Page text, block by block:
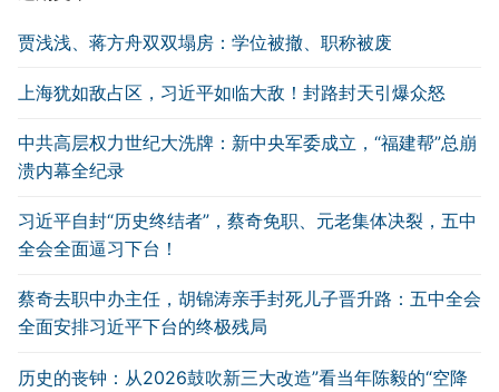
贾浅浅、蒋方舟双双塌房：学位被撤、职称被废
上海犹如敌占区，习近平如临大敌！封路封天引爆众怒
中共高层权力世纪大洗牌：新中央军委成立，“福建帮”总崩
溃内幕全纪录
习近平自封“历史终结者”，蔡奇免职、元老集体决裂，五中
全会全面逼习下台！
蔡奇去职中办主任，胡锦涛亲手封死儿子晋升路：五中全会
全面安排习近平下台的终极残局
历史的丧钟：从2026鼓吹新三大改造”看当年陈毅的“空降